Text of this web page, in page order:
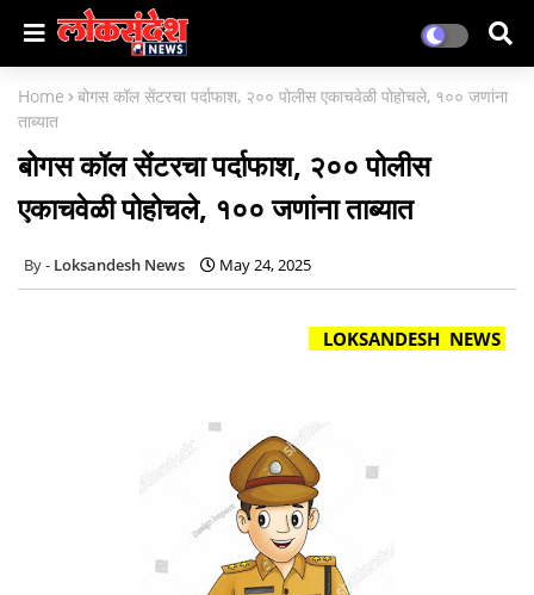
Home
बोगस कॉल सेंटरचा पर्दाफाश, २०० पोलीस एकाचवेळी पोहोचले, १०० जणांना
ताब्यात
बोगस कॉल सेंटरचा पर्दाफाश, २०० पोलीस
एकाचवेळी पोहोचले, १०० जणांना ताब्यात
Loksandesh News May 24, 2025
LOKSANDESH NEWS